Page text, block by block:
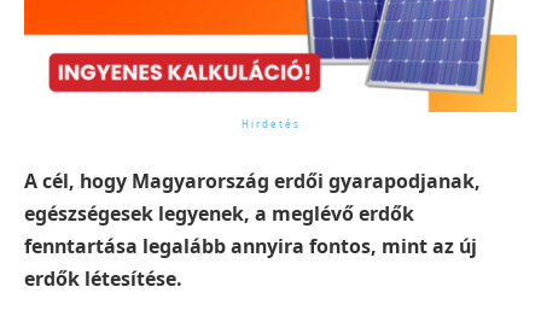
A cél, hogy Magyarország erdői gyarapodjanak,
egészségesek legyenek, a meglévő erdők
fenntartása legalább annyira fontos, mint az új
erdők létesítése.